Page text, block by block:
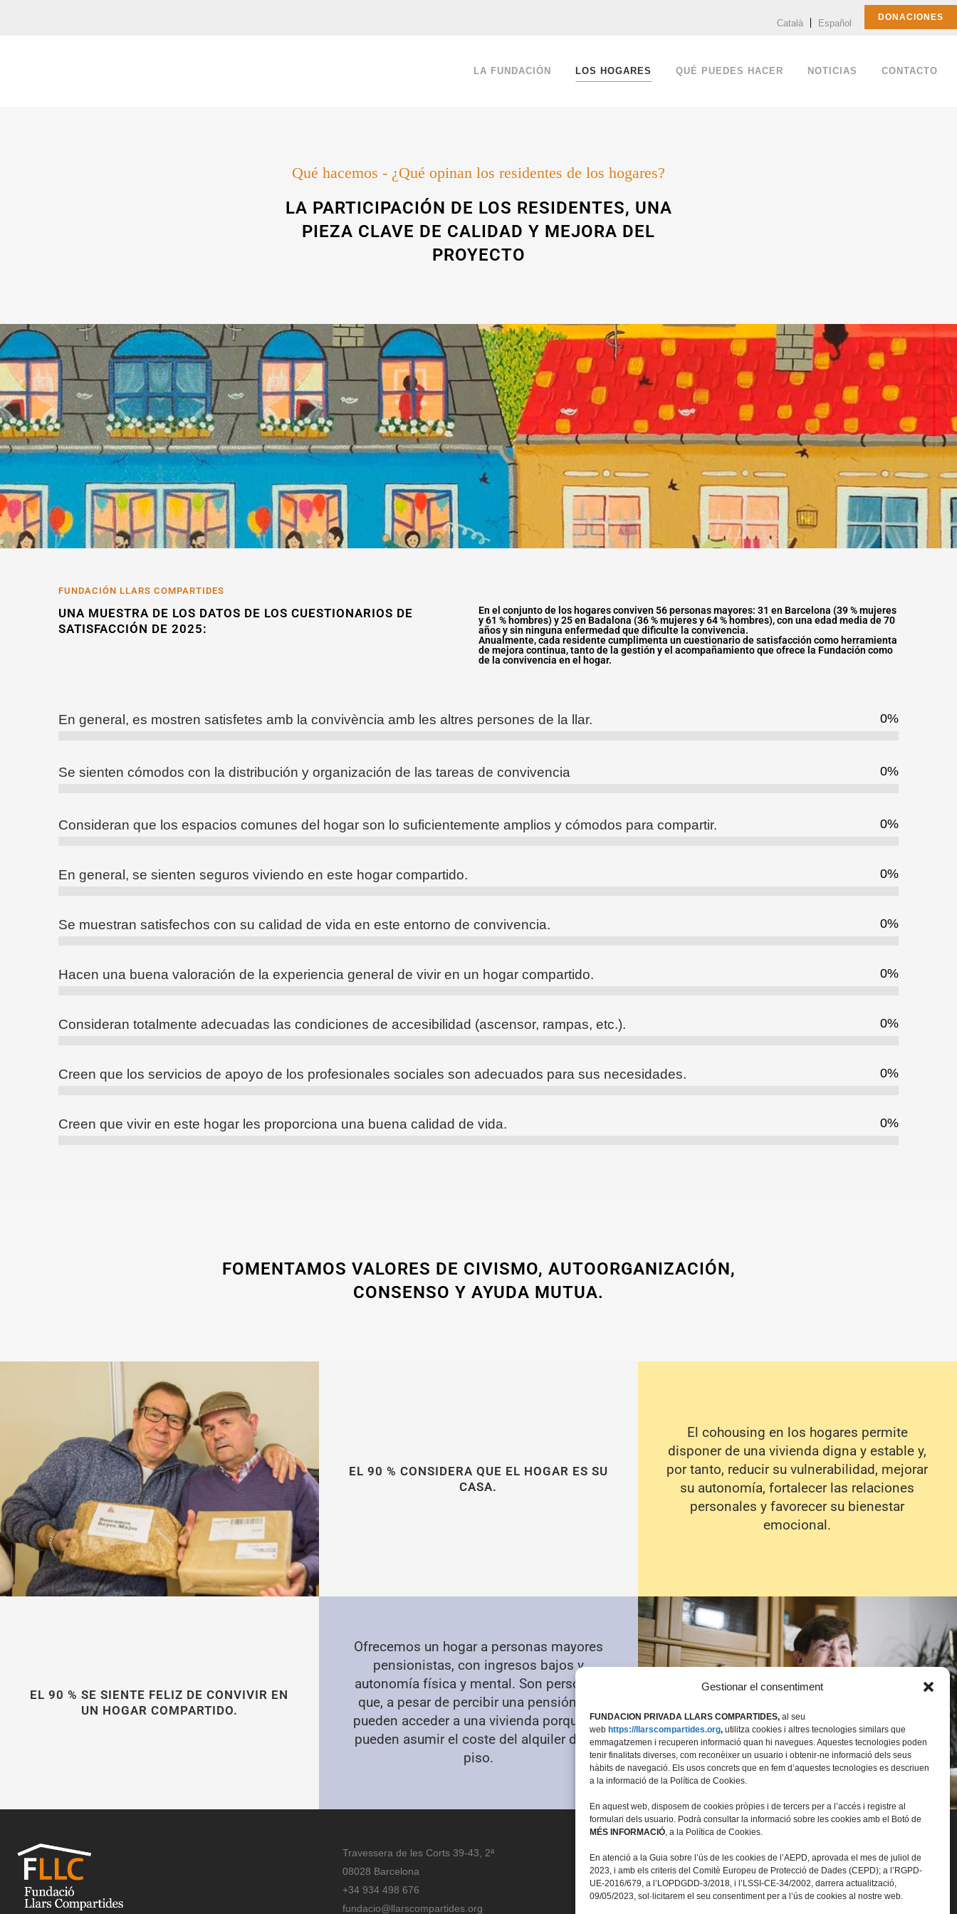
Gestionar el consentiment
FUNDACION PRIVADA LLARS COMPARTIDES, al seu
web https://llarscompartides.org, utilitza cookies i altres tecnologies similars que
emmagatzemen i recuperen informació quan hi navegues. Aquestes tecnologies poden
tenir finalitats diverses, com reconèixer un usuario i obtenir-ne informació dels seus
hàbits de navegació. Els usos concrets que en fem d’aquestes tecnologies es descriuen
a la informació de la Política de Cookies.
En aquest web, disposem de cookies pròpies i de tercers per a l’accés i registre al
formulari dels usuario. Podrà consultar la informació sobre les cookies amb el Botó de
MÉS INFORMACIÓ, a la Política de Cookies.
En atenció a la Guia sobre l’ús de les cookies de l’AEPD, aprovada el mes de juliol de
2023, i amb els criteris del Comitè Europeu de Protecció de Dades (CEPD); a l’RGPD-
UE-2016/679, a l’LOPDGDD-3/2018, i l’LSSI-CE-34/2002, darrera actualització,
09/05/2023, sol·licitarem el seu consentiment per a l’ús de cookies al nostre web.
Català Español
DONACIONES
LA FUNDACIÓN LOS HOGARES QUÉ PUEDES HACER NOTICIAS CONTACTO
Qué hacemos - ¿Qué opinan los residentes de los hogares?
LA PARTICIPACIÓN DE LOS RESIDENTES, UNA
PIEZA CLAVE DE CALIDAD Y MEJORA DEL
PROYECTO
FUNDACIÓN LLARS COMPARTIDES
UNA MUESTRA DE LOS DATOS DE LOS CUESTIONARIOS DE
SATISFACCIÓN DE 2025:
En el conjunto de los hogares conviven 56 personas mayores: 31 en Barcelona (39 % mujeres
y 61 % hombres) y 25 en Badalona (36 % mujeres y 64 % hombres), con una edad media de 70
años y sin ninguna enfermedad que dificulte la convivencia.
Anualmente, cada residente cumplimenta un cuestionario de satisfacción como herramienta
de mejora continua, tanto de la gestión y el acompañamiento que ofrece la Fundación como
de la convivencia en el hogar.
En general, es mostren satisfetes amb la convivència amb les altres persones de la llar. 0%
Se sienten cómodos con la distribución y organización de las tareas de convivencia 0%
Consideran que los espacios comunes del hogar son lo suficientemente amplios y cómodos para compartir. 0%
En general, se sienten seguros viviendo en este hogar compartido. 0%
Se muestran satisfechos con su calidad de vida en este entorno de convivencia. 0%
Hacen una buena valoración de la experiencia general de vivir en un hogar compartido. 0%
Consideran totalmente adecuadas las condiciones de accesibilidad (ascensor, rampas, etc.). 0%
Creen que los servicios de apoyo de los profesionales sociales son adecuados para sus necesidades. 0%
Creen que vivir en este hogar les proporciona una buena calidad de vida. 0%
FOMENTAMOS VALORES DE CIVISMO, AUTOORGANIZACIÓN,
CONSENSO Y AYUDA MUTUA.
EL 90 % CONSIDERA QUE EL HOGAR ES SU
CASA.
El cohousing en los hogares permite
disponer de una vivienda digna y estable y,
por tanto, reducir su vulnerabilidad, mejorar
su autonomía, fortalecer las relaciones
personales y favorecer su bienestar
emocional.
EL 90 % SE SIENTE FELIZ DE CONVIVIR EN
UN HOGAR COMPARTIDO.
Ofrecemos un hogar a personas mayores
pensionistas, con ingresos bajos y
autonomía física y mental. Son personas
que, a pesar de percibir una pensión, no
pueden acceder a una vivienda porque no
pueden asumir el coste del alquiler de un
piso.
Travessera de les Corts 39-43, 2ª
08028 Barcelona
+34 934 498 676
fundacio@llarscompartides.org